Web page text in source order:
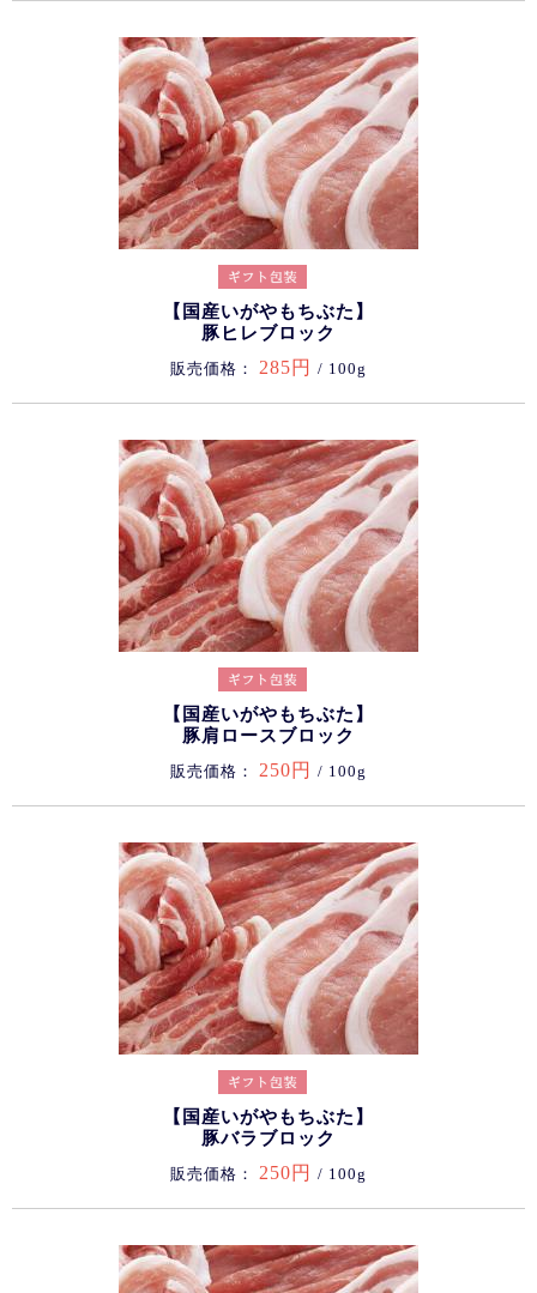
【国産いがやもちぶた】
豚ヒレブロック
販売価格： 285円 / 100g
【国産いがやもちぶた】
豚肩ロースブロック
販売価格： 250円 / 100g
【国産いがやもちぶた】
豚バラブロック
販売価格： 250円 / 100g